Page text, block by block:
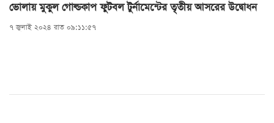
ভোলায় মুকুল গোল্ডকাপ ফুটবল টুর্না‌মেন্টের তৃতীয় আসরের উদ্বোধন
৭ জুলাই ২০২৪ রাত ০৯:১১:৫৭